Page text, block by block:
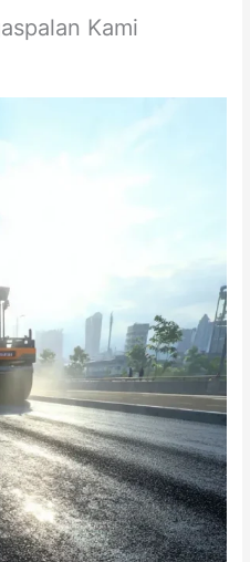
Kami